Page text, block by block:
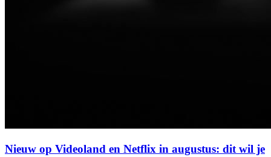
Nieuw op Videoland en Netflix in augustus: dit wil je